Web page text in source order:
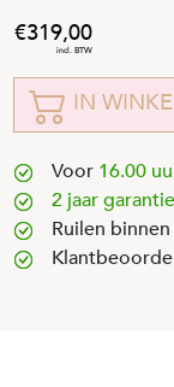
319,00
IN
Voor 16.00
2 jaar garantie
Ruilen binnen